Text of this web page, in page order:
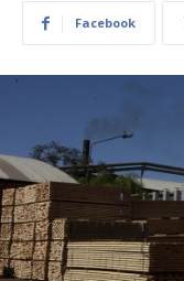
Facebook